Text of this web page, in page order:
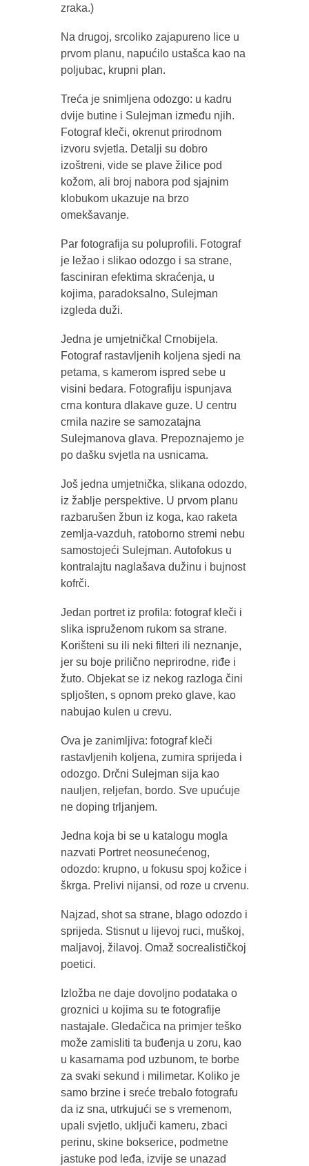
zraka.)
Na drugoj, srcoliko zajapureno lice u
prvom planu, napućilo ustašca kao na
poljubac, krupni plan.
Treća je snimljena odozgo: u kadru
dvije butine i Sulejman između njih.
Fotograf kleči, okrenut prirodnom
izvoru svjetla. Detalji su dobro
izoštreni, vide se plave žilice pod
kožom, ali broj nabora pod sjajnim
klobukom ukazuje na brzo
omekšavanje.
Par fotografija su poluprofili. Fotograf
je ležao i slikao odozgo i sa strane,
fasciniran efektima skraćenja, u
kojima, paradoksalno, Sulejman
izgleda duži.
Jedna je umjetnička! Crnobijela.
Fotograf rastavljenih koljena sjedi na
petama, s kamerom ispred sebe u
visini bedara. Fotografiju ispunjava
crna kontura dlakave guze. U centru
crnila nazire se samozatajna
Sulejmanova glava. Prepoznajemo je
po dašku svjetla na usnicama.
Još jedna umjetnička, slikana odozdo,
iz žablje perspektive. U prvom planu
razbarušen žbun iz koga, kao raketa
zemlja-vazduh, ratoborno stremi nebu
samostojeći Sulejman. Autofokus u
kontralajtu naglašava dužinu i bujnost
kofrči.
Jedan portret iz profila: fotograf kleči i
slika ispruženom rukom sa strane.
Korišteni su ili neki filteri ili neznanje,
jer su boje prilično neprirodne, riđe i
žuto. Objekat se iz nekog razloga čini
spljošten, s opnom preko glave, kao
nabujao kulen u crevu.
Ova je zanimljiva: fotograf kleči
rastavljenih koljena, zumira sprijeda i
odozgo. Drčni Sulejman sija kao
nauljen, reljefan, bordo. Sve upućuje
ne doping trljanjem.
Jedna koja bi se u katalogu mogla
nazvati Portret neosunećenog,
odozdo: krupno, u fokusu spoj kožice i
škrga. Prelivi nijansi, od roze u crvenu.
Najzad, shot sa strane, blago odozdo i
sprijeda. Stisnut u lijevoj ruci, muškoj,
maljavoj, žilavoj. Omaž socrealističkoj
poetici.
Izložba ne daje dovoljno podataka o
groznici u kojima su te fotografije
nastajale. Gledačica na primjer teško
može zamisliti ta buđenja u zoru, kao
u kasarnama pod uzbunom, te borbe
za svaki sekund i milimetar. Koliko je
samo brzine i sreće trebalo fotografu
da iz sna, utrkujući se s vremenom,
upali svjetlo, uključi kameru, zbaci
perinu, skine bokserice, podmetne
jastuke pod leđa, izvije se unazad